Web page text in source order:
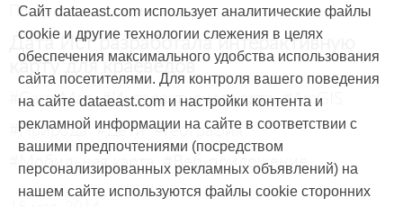
Продукты и услуги
Дата Ист разработала интерактивную
карту для краеведов
#CarryMap #Интерактивная карта #ArcGIS
#Природа #Дети #География
#Мобильная карта #Веб-приложение
Сайт dataeast.com использует аналитические файлы
cookie и другие технологии слежения в целях
обеспечения максимального удобства использования
сайта посетителями. Для контроля вашего поведения
на сайте dataeast.com и настройки контента и
рекламной информации на сайте в соответствии с
вашими предпочтениями (посредством
персонализированных рекламных объявлений) на
нашем сайте используются файлы cookie сторонних